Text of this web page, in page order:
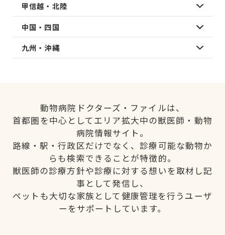
甲信越・北陸
中国・四国
九州・沖縄
動物病院ドクターズ・ファイルは、
首都圏を中心としてエリア拡大中の獣医師・動物
病院情報サイト。
路線・駅・行政区だけでなく、診療可能な動物か
らも検索できることが特徴的。
獣医師の診療方針や診療に対する想いを取材し記
事として発信し、
ペットも大切な家族として健康管理を行うユーザ
ーをサポートしています。